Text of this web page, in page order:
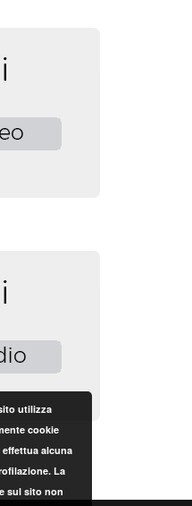
utilizza
cookie
alcuna
La
sul sito non